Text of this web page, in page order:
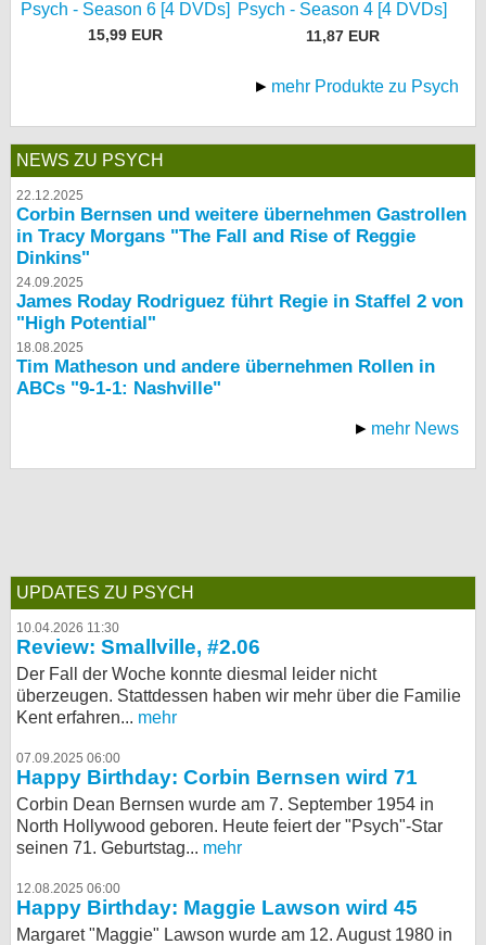
Psych - Season 6 [4 DVDs]
15,99 EUR
Psych - Season 4 [4 DVDs]
11,87 EUR
mehr Produkte zu Psych
NEWS ZU PSYCH
22.12.2025
Corbin Bernsen und weitere übernehmen Gastrollen
in Tracy Morgans "The Fall and Rise of Reggie
Dinkins"
24.09.2025
James Roday Rodriguez führt Regie in Staffel 2 von
"High Potential"
18.08.2025
Tim Matheson und andere übernehmen Rollen in
ABCs "9-1-1: Nashville"
mehr News
UPDATES ZU PSYCH
10.04.2026 11:30
Review: Smallville, #2.06
Der Fall der Woche konnte diesmal leider nicht
überzeugen. Stattdessen haben wir mehr über die Familie
Kent erfahren... mehr
07.09.2025 06:00
Happy Birthday: Corbin Bernsen wird 71
Corbin Dean Bernsen wurde am 7. September 1954 in
North Hollywood geboren. Heute feiert der "Psych"-Star
seinen 71. Geburtstag... mehr
12.08.2025 06:00
Happy Birthday: Maggie Lawson wird 45
Margaret "Maggie" Lawson wurde am 12. August 1980 in